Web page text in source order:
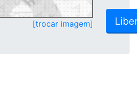
[trocar imagem]